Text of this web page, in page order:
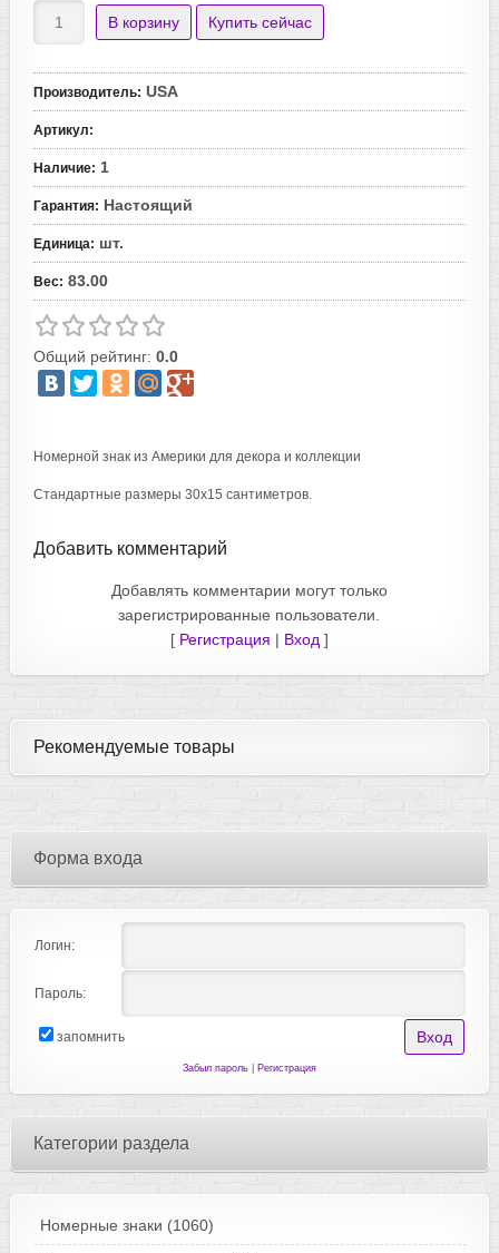
Производитель: USA
Артикул:
Наличие: 1
Гарантия: Настоящий
Единица: шт.
Вес: 83.00
Общий рейтинг: 0.0
Номерной знак из Америки для декора и коллекции
Стандартные размеры 30х15 сантиметров.
Добавить комментарий
Добавлять комментарии могут только
зарегистрированные пользователи.
[ Регистрация | Вход ]
Рекомендуемые товары
Форма входа
Логин:
Пароль:
запомнить
Забыл пароль| Регистрация
Категории раздела
Номерные знаки (1060)